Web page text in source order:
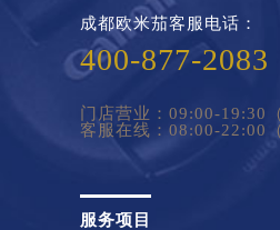
成都欧米茄客服电话：
400-877-2083
门店营业：09:00-19:30
客服在线：08:00-22:00
服务项目